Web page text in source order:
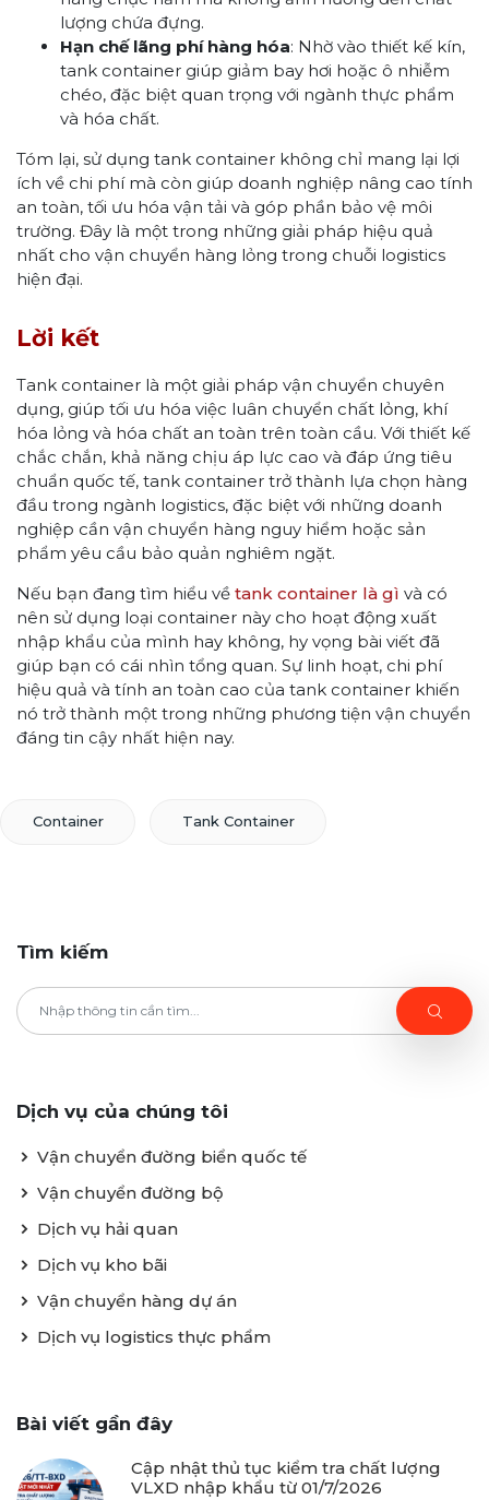
lượng chứa đựng.
Hạn chế lãng phí hàng hóa: Nhờ vào thiết kế kín,
tank container giúp giảm bay hơi hoặc ô nhiễm
chéo, đặc biệt quan trọng với ngành thực phẩm
và hóa chất.
Tóm lại, sử dụng tank container không chỉ mang lại lợi
ích về chi phí mà còn giúp doanh nghiệp nâng cao tính
an toàn, tối ưu hóa vận tải và góp phần bảo vệ môi
trường. Đây là một trong những giải pháp hiệu quả
nhất cho vận chuyển hàng lỏng trong chuỗi logistics
hiện đại.
Lời kết
Tank container là một giải pháp vận chuyển chuyên
dụng, giúp tối ưu hóa việc luân chuyển chất lỏng, khí
hóa lỏng và hóa chất an toàn trên toàn cầu. Với thiết kế
chắc chắn, khả năng chịu áp lực cao và đáp ứng tiêu
chuẩn quốc tế, tank container trở thành lựa chọn hàng
đầu trong ngành logistics, đặc biệt với những doanh
nghiệp cần vận chuyển hàng nguy hiểm hoặc sản
phẩm yêu cầu bảo quản nghiêm ngặt.
Nếu bạn đang tìm hiểu về tank container là gì và có
nên sử dụng loại container này cho hoạt động xuất
nhập khẩu của mình hay không, hy vọng bài viết đã
giúp bạn có cái nhìn tổng quan. Sự linh hoạt, chi phí
hiệu quả và tính an toàn cao của tank container khiến
nó trở thành một trong những phương tiện vận chuyển
đáng tin cậy nhất hiện nay.
Container Tank Container
Tìm kiếm
Dịch vụ của chúng tôi
Vận chuyển đường biển quốc tế
Vận chuyển đường bộ
Dịch vụ hải quan
Dịch vụ kho bãi
Vận chuyển hàng dự án
Dịch vụ logistics thực phẩm
Bài viết gần đây
Cập nhật thủ tục kiểm tra chất lượng
VLXD nhập khẩu từ 01/7/2026